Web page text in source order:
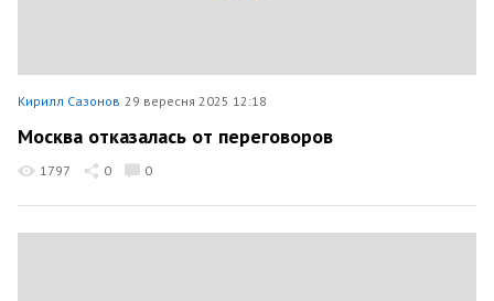
Кирилл Сазонов 29 вересня 2025 12:18
Москва отказалась от переговоров
1797 0 0